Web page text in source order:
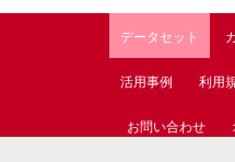
データセット
活用事例 利用
お問い合わせ